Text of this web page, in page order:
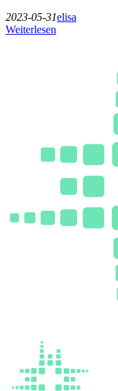
2023-05-31elisa
Weiterlesen